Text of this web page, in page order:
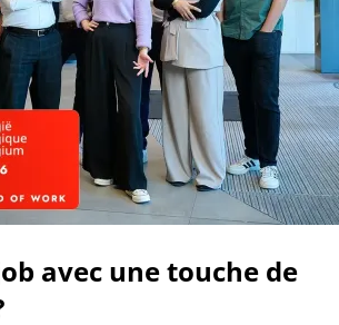
avec une touche de